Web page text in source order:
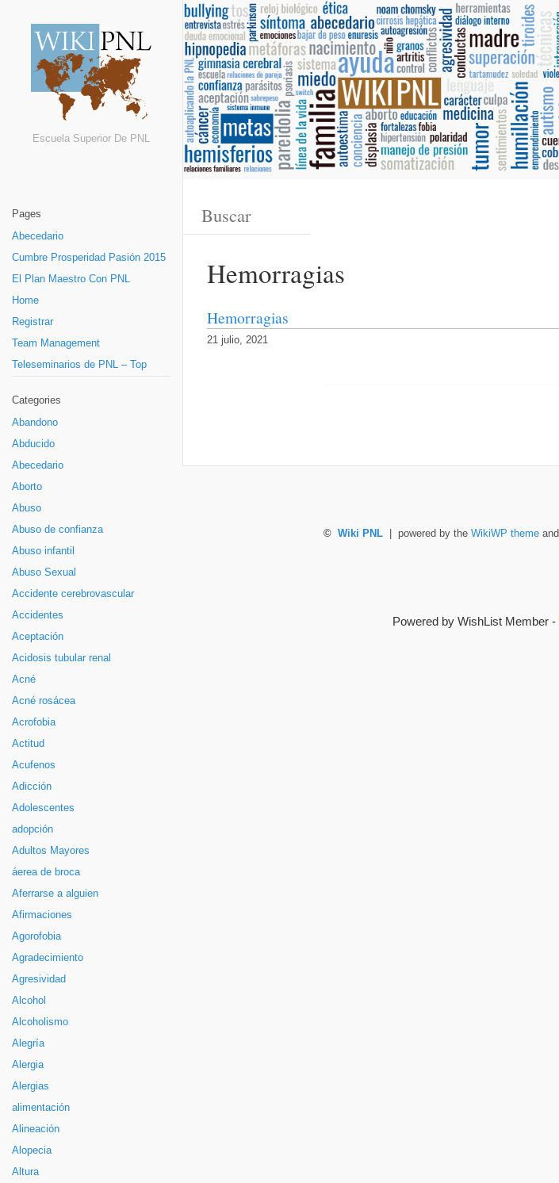
Escuela Superior De PNL
Pages
Abecedario
Cumbre Prosperidad Pasión 2015
El Plan Maestro Con PNL
Home
Registrar
Team Management
Teleseminarios de PNL – Top
Categories
Abandono
Abducido
Abecedario
Aborto
Abuso
Abuso de confianza
Abuso infantil
Abuso Sexual
Accidente cerebrovascular
Accidentes
Aceptación
Acidosis tubular renal
Acné
Acné rosácea
Acrofobia
Actitud
Acufenos
Adicción
Adolescentes
adopción
Adultos Mayores
áerea de broca
Aferrarse a alguien
Afirmaciones
Agorofobia
Agradecimiento
Agresividad
Alcohol
Alcoholismo
Alegría
Alergia
Alergias
alimentación
Alineación
Alopecia
Altura
Hemorragias
Hemorragias
21 julio, 2021
© Wiki PNL | powered by the WikiWP theme and
Powered by WishList Member -